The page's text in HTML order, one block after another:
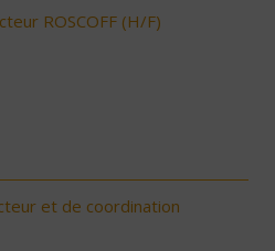
ROSCOFF (H/F)
et de coordination